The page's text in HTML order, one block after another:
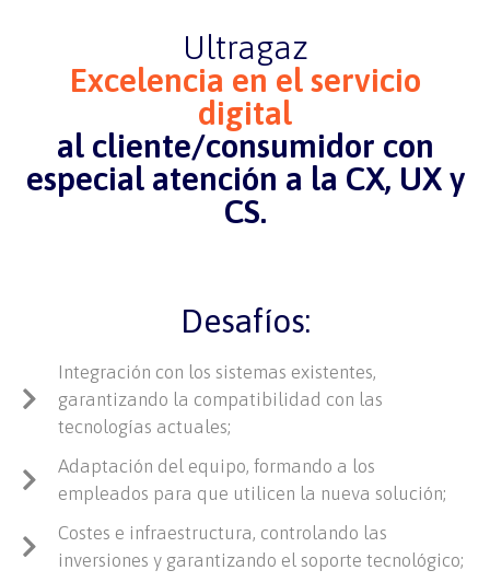
Ultragaz
Excelencia en el servicio
digital
al cliente/consumidor con
especial atención a la CX, UX y
CS.
Desafíos:
Integración con los sistemas existentes,
garantizando la compatibilidad con las
tecnologías actuales;
Adaptación del equipo, formando a los
empleados para que utilicen la nueva solución;
Costes e infraestructura, controlando las
inversiones y garantizando el soporte tecnológico;